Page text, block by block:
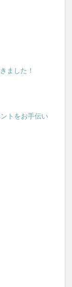
ました！
トをお手伝い